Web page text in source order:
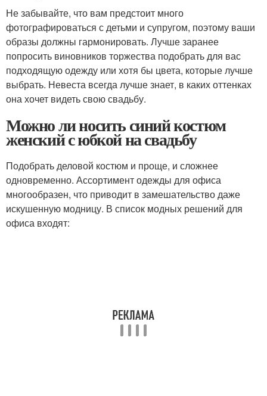
Не забывайте, что вам предстоит много
фотографироваться с детьми и супругом, поэтому ваши
образы должны гармонировать. Лучше заранее
попросить виновников торжества подобрать для вас
подходящую одежду или хотя бы цвета, которые лучше
выбрать. Невеста всегда лучше знает, в каких оттенках
она хочет видеть свою свадьбу.
Можно ли носить синий костюм
женский с юбкой на свадьбу
Подобрать деловой костюм и проще, и сложнее
одновременно. Ассортимент одежды для офиса
многообразен, что приводит в замешательство даже
искушенную модницу. В список модных решений для
офиса входят: